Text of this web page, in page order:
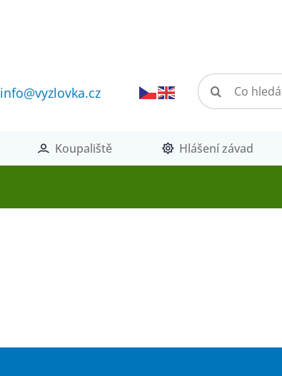
info@vyzlovka.cz
Hledat:
Koupaliště Hlášení závad